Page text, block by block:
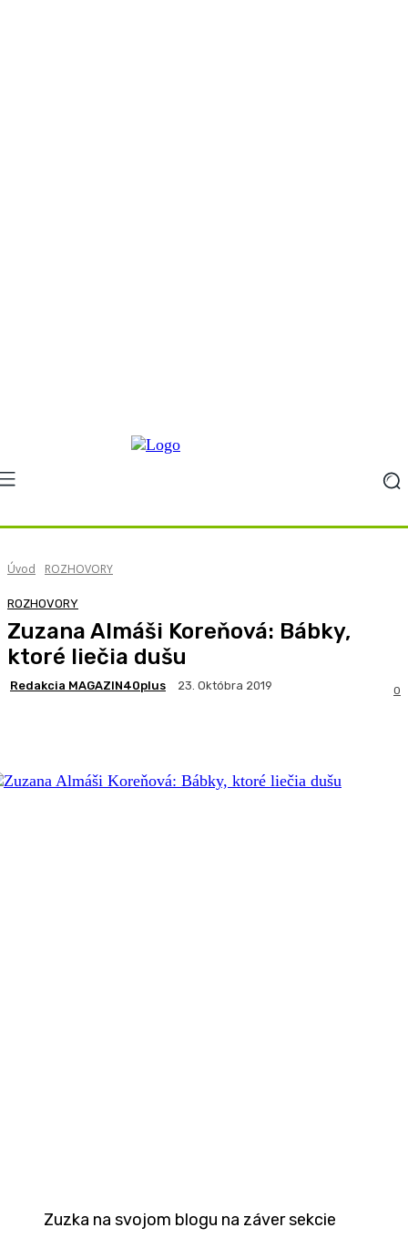
Úvod ROZHOVORY
ROZHOVORY
Zuzana Almáši Koreňová: Bábky,
ktoré liečia dušu
Redakcia MAGAZIN40plus 23. Októbra 2019 0
Zuzka na svojom blogu na záver sekcie